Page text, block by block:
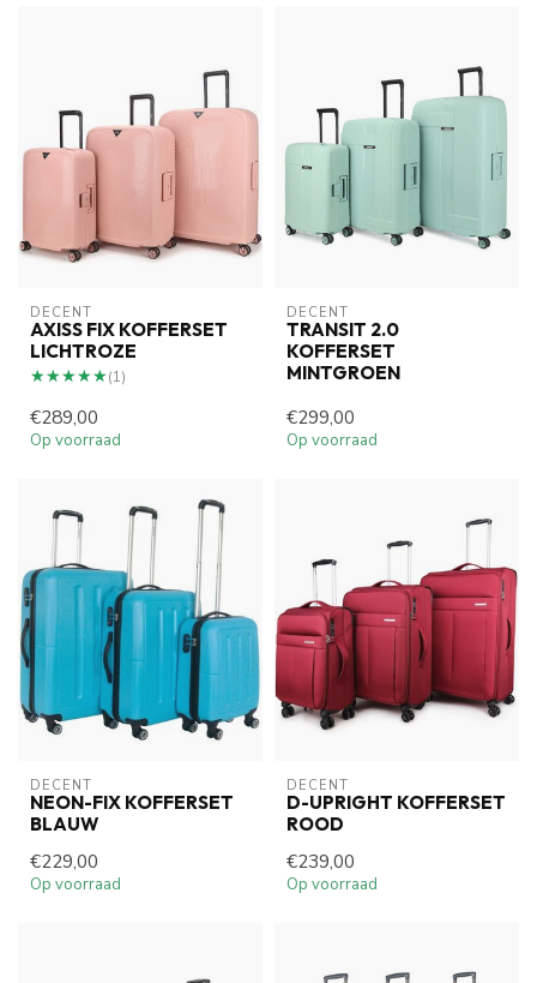
DECENT
AXISS FIX KOFFERSET
LICHTROZE
★★★★★
★★★★★(1)
€289,00
Op voorraad
DECENT
TRANSIT 2.0
KOFFERSET
MINTGROEN
€299,00
Op voorraad
DECENT
NEON-FIX KOFFERSET
BLAUW
€229,00
Op voorraad
DECENT
D-UPRIGHT KOFFERSET
ROOD
€239,00
Op voorraad